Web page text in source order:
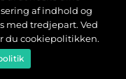
jan
i Täby - så kan
lindra smärta
arbetar med
af indhold og
med tredjepart. Ved
du cookiepolitikken.